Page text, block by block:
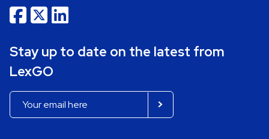
Stay up to date on the latest from
LexGO